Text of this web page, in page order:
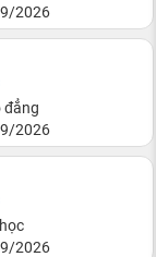
2026
2026
2026